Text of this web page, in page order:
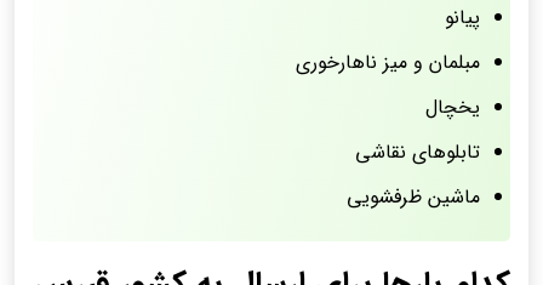
پیانو
مبلمان و میز ناهارخوری
یخچال
تابلوهای نقاشی
ماشین ظرفشویی